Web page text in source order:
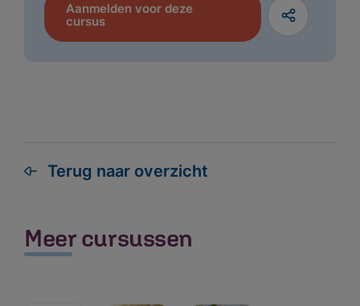
Aanmelden voor deze
cursus
Terug naar overzicht
Meer cursussen